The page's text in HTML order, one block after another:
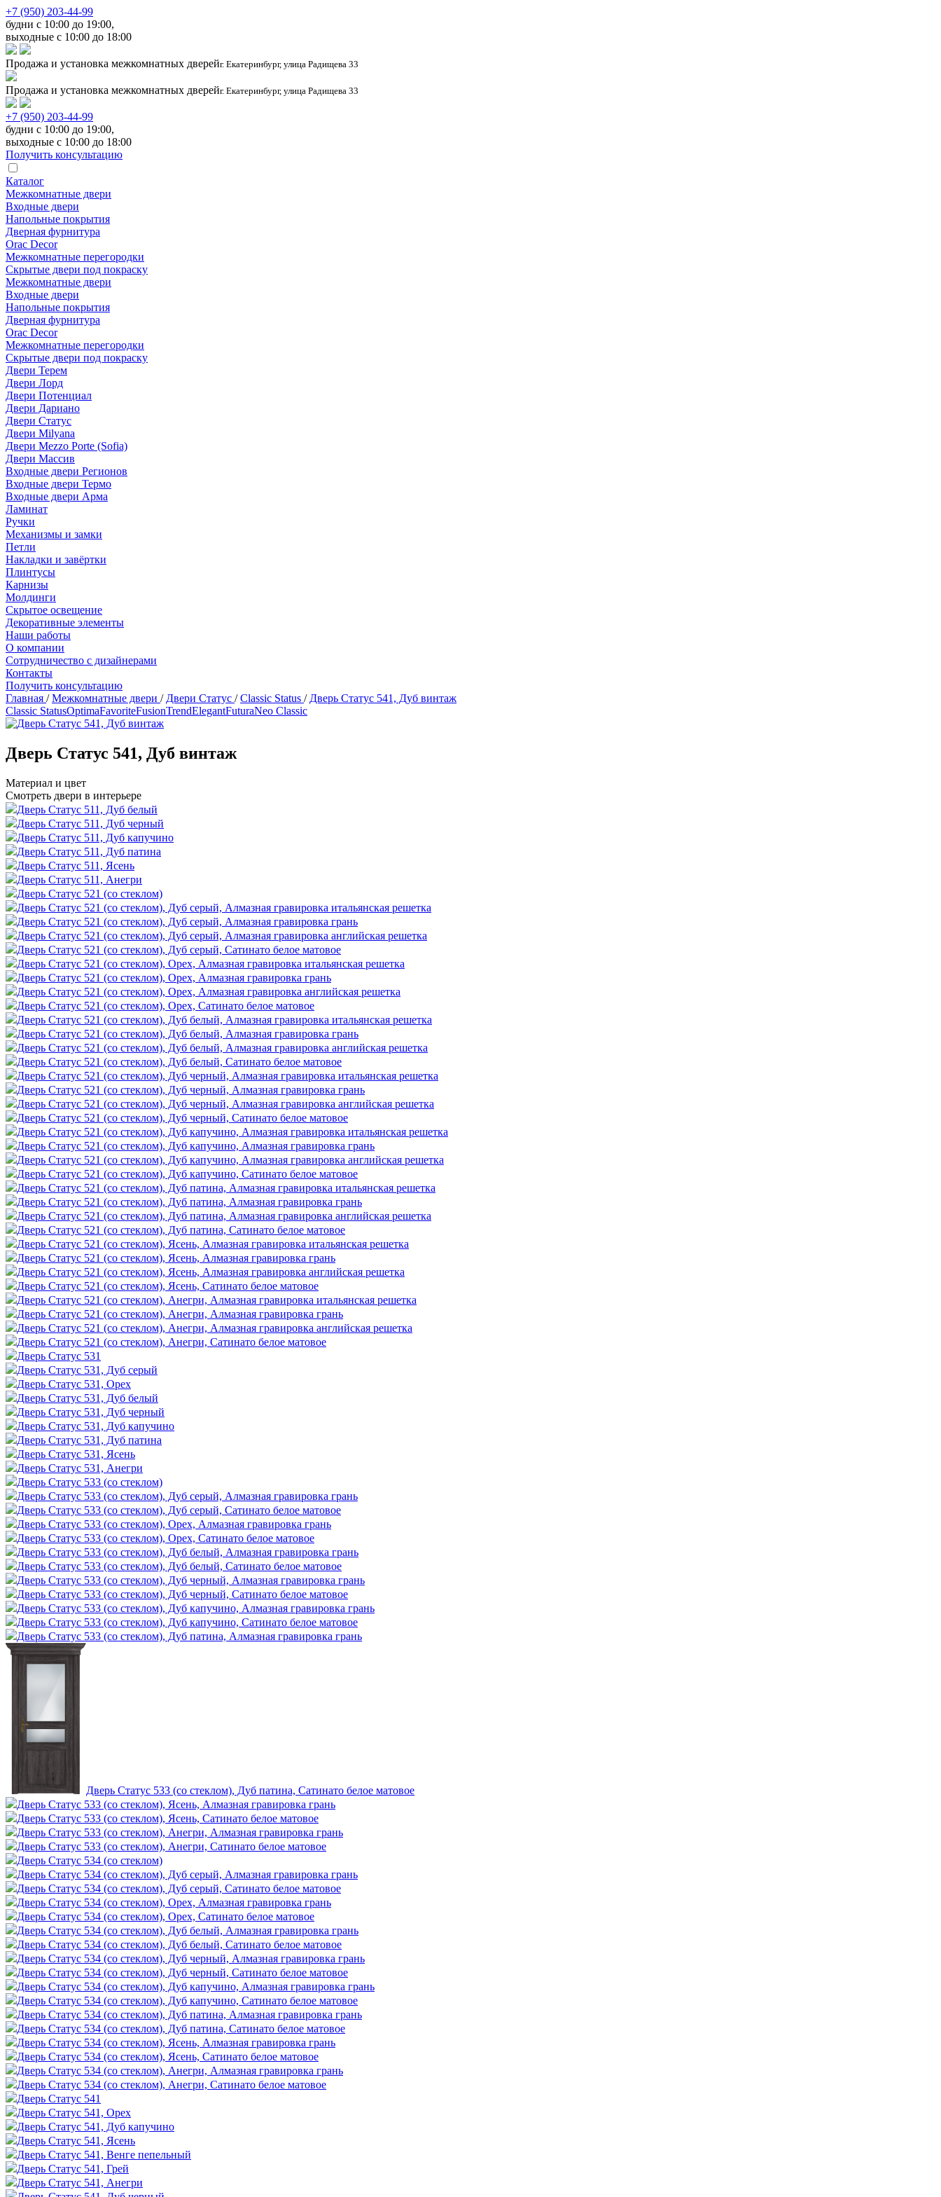
+7 (950) 203-44-99
будни с 10:00 до 19:00,
выходные с 10:00 до 18:00
Продажа и установка межкомнатных дверейг. Екатеринбург, улица Радищева 33
Продажа и установка межкомнатных дверейг. Екатеринбург, улица Радищева 33
+7 (950) 203-44-99
будни с 10:00 до 19:00,
выходные с 10:00 до 18:00
Получить консультацию
Каталог
Межкомнатные двери
Входные двери
Напольные покрытия
Дверная фурнитура
Orac Decor
Межкомнатные перегородки
Скрытые двери под покраскy
Межкомнатные двери
Входные двери
Напольные покрытия
Дверная фурнитура
Orac Decor
Межкомнатные перегородки
Скрытые двери под покраскy
Двери Терем
Двери Лорд
Двери Потенциал
Двери Дариано
Двери Статус
Двери Milyana
Двери Mezzo Porte (Sofia)
Двери Массив
Входные двери Регионов
Входные двери Термо
Входные двери Арма
Ламинат
Ручки
Механизмы и замки
Петли
Накладки и завёртки
Плинтусы
Карнизы
Молдинги
Скрытое освещение
Декоративные элементы
Наши работы
О компании
Сотрудничество с дизайнерами
Контакты
Получить консультацию
Главная /Межкомнатные двери / Двери Статус /Classic Status / Дверь Статус 541, Дуб винтаж
Classic StatusOptimaFavoriteFusionTrendElegantFuturaNeo Classic
Дверь Статус 541, Дуб винтаж
Материал и цвет
Смотреть двери в интерьере
Дверь Статус 511, Дуб белый
Дверь Статус 511, Дуб черный
Дверь Статус 511, Дуб капучино
Дверь Статус 511, Дуб патина
Дверь Статус 511, Ясень
Дверь Статус 511, Анегри
Дверь Статус 521 (со стеклом)
Дверь Статус 521 (со стеклом), Дуб серый, Алмазная гравировка итальянская решетка
Дверь Статус 521 (со стеклом), Дуб серый, Алмазная гравировка грань
Дверь Статус 521 (со стеклом), Дуб серый, Алмазная гравировка английская решетка
Дверь Статус 521 (со стеклом), Дуб серый, Сатинато белое матовое
Дверь Статус 521 (со стеклом), Орех, Алмазная гравировка итальянская решетка
Дверь Статус 521 (со стеклом), Орех, Алмазная гравировка грань
Дверь Статус 521 (со стеклом), Орех, Алмазная гравировка английская решетка
Дверь Статус 521 (со стеклом), Орех, Сатинато белое матовое
Дверь Статус 521 (со стеклом), Дуб белый, Алмазная гравировка итальянская решетка
Дверь Статус 521 (со стеклом), Дуб белый, Алмазная гравировка грань
Дверь Статус 521 (со стеклом), Дуб белый, Алмазная гравировка английская решетка
Дверь Статус 521 (со стеклом), Дуб белый, Сатинато белое матовое
Дверь Статус 521 (со стеклом), Дуб черный, Алмазная гравировка итальянская решетка
Дверь Статус 521 (со стеклом), Дуб черный, Алмазная гравировка грань
Дверь Статус 521 (со стеклом), Дуб черный, Алмазная гравировка английская решетка
Дверь Статус 521 (со стеклом), Дуб черный, Сатинато белое матовое
Дверь Статус 521 (со стеклом), Дуб капучино, Алмазная гравировка итальянская решетка
Дверь Статус 521 (со стеклом), Дуб капучино, Алмазная гравировка грань
Дверь Статус 521 (со стеклом), Дуб капучино, Алмазная гравировка английская решетка
Дверь Статус 521 (со стеклом), Дуб капучино, Сатинато белое матовое
Дверь Статус 521 (со стеклом), Дуб патина, Алмазная гравировка итальянская решетка
Дверь Статус 521 (со стеклом), Дуб патина, Алмазная гравировка грань
Дверь Статус 521 (со стеклом), Дуб патина, Алмазная гравировка английская решетка
Дверь Статус 521 (со стеклом), Дуб патина, Сатинато белое матовое
Дверь Статус 521 (со стеклом), Ясень, Алмазная гравировка итальянская решетка
Дверь Статус 521 (со стеклом), Ясень, Алмазная гравировка грань
Дверь Статус 521 (со стеклом), Ясень, Алмазная гравировка английская решетка
Дверь Статус 521 (со стеклом), Ясень, Сатинато белое матовое
Дверь Статус 521 (со стеклом), Анегри, Алмазная гравировка итальянская решетка
Дверь Статус 521 (со стеклом), Анегри, Алмазная гравировка грань
Дверь Статус 521 (со стеклом), Анегри, Алмазная гравировка английская решетка
Дверь Статус 521 (со стеклом), Анегри, Сатинато белое матовое
Дверь Статус 531
Дверь Статус 531, Дуб серый
Дверь Статус 531, Орех
Дверь Статус 531, Дуб белый
Дверь Статус 531, Дуб черный
Дверь Статус 531, Дуб капучино
Дверь Статус 531, Дуб патина
Дверь Статус 531, Ясень
Дверь Статус 531, Анегри
Дверь Статус 533 (со стеклом)
Дверь Статус 533 (со стеклом), Дуб серый, Алмазная гравировка грань
Дверь Статус 533 (со стеклом), Дуб серый, Сатинато белое матовое
Дверь Статус 533 (со стеклом), Орех, Алмазная гравировка грань
Дверь Статус 533 (со стеклом), Орех, Сатинато белое матовое
Дверь Статус 533 (со стеклом), Дуб белый, Алмазная гравировка грань
Дверь Статус 533 (со стеклом), Дуб белый, Сатинато белое матовое
Дверь Статус 533 (со стеклом), Дуб черный, Алмазная гравировка грань
Дверь Статус 533 (со стеклом), Дуб черный, Сатинато белое матовое
Дверь Статус 533 (со стеклом), Дуб капучино, Алмазная гравировка грань
Дверь Статус 533 (со стеклом), Дуб капучино, Сатинато белое матовое
Дверь Статус 533 (со стеклом), Дуб патина, Алмазная гравировка грань
Дверь Статус 533 (со стеклом), Дуб патина, Сатинато белое матовое
Дверь Статус 533 (со стеклом), Ясень, Алмазная гравировка грань
Дверь Статус 533 (со стеклом), Ясень, Сатинато белое матовое
Дверь Статус 533 (со стеклом), Анегри, Алмазная гравировка грань
Дверь Статус 533 (со стеклом), Анегри, Сатинато белое матовое
Дверь Статус 534 (со стеклом)
Дверь Статус 534 (со стеклом), Дуб серый, Алмазная гравировка грань
Дверь Статус 534 (со стеклом), Дуб серый, Сатинато белое матовое
Дверь Статус 534 (со стеклом), Орех, Алмазная гравировка грань
Дверь Статус 534 (со стеклом), Орех, Сатинато белое матовое
Дверь Статус 534 (со стеклом), Дуб белый, Алмазная гравировка грань
Дверь Статус 534 (со стеклом), Дуб белый, Сатинато белое матовое
Дверь Статус 534 (со стеклом), Дуб черный, Алмазная гравировка грань
Дверь Статус 534 (со стеклом), Дуб черный, Сатинато белое матовое
Дверь Статус 534 (со стеклом), Дуб капучино, Алмазная гравировка грань
Дверь Статус 534 (со стеклом), Дуб капучино, Сатинато белое матовое
Дверь Статус 534 (со стеклом), Дуб патина, Алмазная гравировка грань
Дверь Статус 534 (со стеклом), Дуб патина, Сатинато белое матовое
Дверь Статус 534 (со стеклом), Ясень, Алмазная гравировка грань
Дверь Статус 534 (со стеклом), Ясень, Сатинато белое матовое
Дверь Статус 534 (со стеклом), Анегри, Алмазная гравировка грань
Дверь Статус 534 (со стеклом), Анегри, Сатинато белое матовое
Дверь Статус 541
Дверь Статус 541, Орех
Дверь Статус 541, Дуб капучино
Дверь Статус 541, Ясень
Дверь Статус 541, Венге пепельный
Дверь Статус 541, Грей
Дверь Статус 541, Анегри